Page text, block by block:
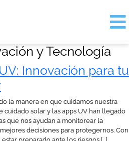
y Tecnología
Innovación para tu
la manera en que cuidamos nuestra
cuidado solar y las apps UV han llegado
que nos ayudan a monitorear la
decisiones para protegernos. Con